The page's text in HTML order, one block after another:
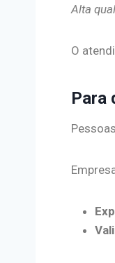
Alta
O
Para